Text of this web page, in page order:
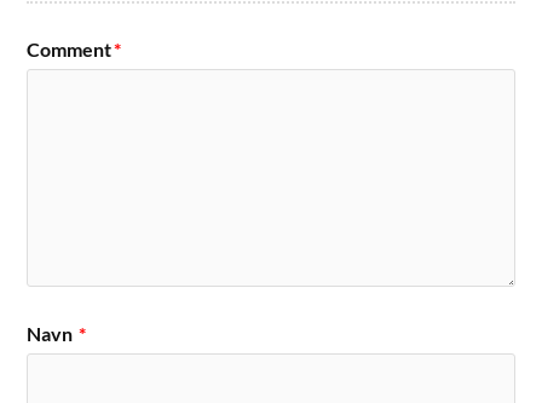
Comment*
Navn *